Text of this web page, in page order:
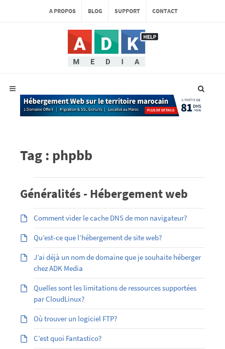
A PROPOS BLOG SUPPORT CONTACT
Tag : phpbb
Généralités - Hébergement web
Comment vider le cache DNS de mon navigateur?
Qu’est-ce que l’hébergement de site web?
J’ai déjà un nom de domaine que je souhaite héberger
chez ADK Media
Quelles sont les limitations de ressources supportées
par CloudLinux?
Où trouver un logiciel FTP?
C’est quoi Fantastico?